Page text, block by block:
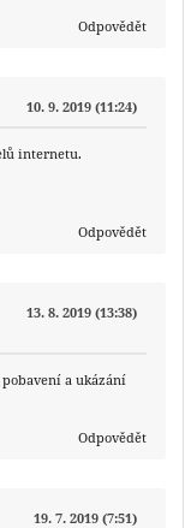
Odpovědět
10. 9. 2019 (11:24)
internetu.
Odpovědět
13. 8. 2019 (13:38)
a ukázání
Odpovědět
19. 7. 2019 (7:51)